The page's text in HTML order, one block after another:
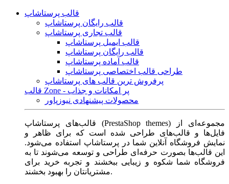
قالب پرستاشاپ
قالب رایگان پرستاشاپ
قالب تجاری پرستاشاپ
قالب ایمیل پرستاشاپ
قالب رایگان پرستاشاپ
قالب آماده پرستاشاپ
طراحی قالب اختصاصی پرستاشاپ
پرفروش ترین قالب های پرستاشاپ
قالب Zone - پر امکانات و جذاب
محصولات پیشنهادی نیوزپاور
قالب‌های پرستاشاپ (PrestaShop themes) مجموعه‌ای از
فایل‌ها و قالب‌های طراحی شده است که برای ظاهر و
نمایش فروشگاه آنلاین شما در پرستاشاپ استفاده می‌شود.
این قالب‌ها بصورت حرفه‌ای طراحی و توسعه می‌شوند تا به
فروشگاه شما شکوه و زیبایی ببخشند و تجربه خرید برای
مشتریانتان را بهبود بخشند.